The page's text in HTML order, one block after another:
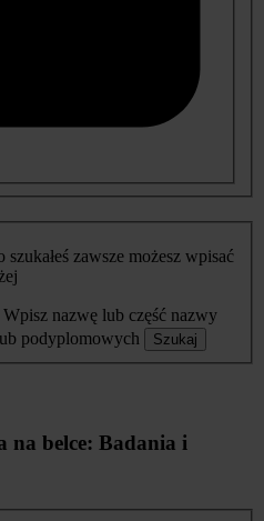
szukałeś zawsze możesz wpisać
Wpisz nazwę lub część nazwy
podyplomowych
Szukaj
na belce: Badania i